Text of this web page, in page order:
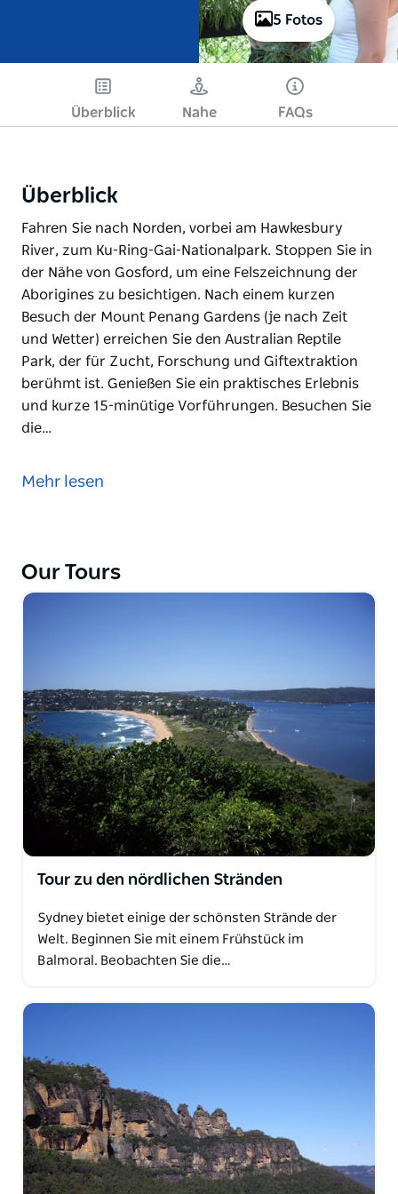
5 Fotos
Überblick Nahe FAQs
Überblick
Fahren Sie nach Norden, vorbei am Hawkesbury
River, zum Ku-Ring-Gai-Nationalpark. Stoppen Sie in
der Nähe von Gosford, um eine Felszeichnung der
Aborigines zu besichtigen. Nach einem kurzen
Besuch der Mount Penang Gardens (je nach Zeit
und Wetter) erreichen Sie den Australian Reptile
Park, der für Zucht, Forschung und Giftextraktion
berühmt ist. Genießen Sie ein praktisches Erlebnis
und kurze 15-minütige Vorführungen. Besuchen Sie
die…
River, zum Ku-Ring-Gai-Nationalpark. Stoppen Sie in
und Wetter) erreichen Sie den Australian Reptile
Park, der für Zucht, Forschung und Giftextraktion
berühmt ist. Genießen Sie ein praktisches Erlebnis
herumlaufen, und streicheln Sie einen Koala
(Fototermin inbegriffen). Kurze Buschwanderungen
führen Sie an Vogelgehegen vorbei und durch den
australischen Busch.
Ein Barbecue-Mittagessen ist in der Tour enthalten.
Mehr lesen
Our Tours
Tour zu den nördlichen Stränden
Sydney bietet einige der schönsten Strände der
Welt. Beginnen Sie mit einem Frühstück im
Balmoral. Beobachten Sie die…